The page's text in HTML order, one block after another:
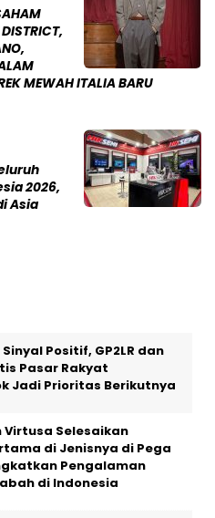
MEWAH ITALIA BARU
2026,
Asia
Positif, GP2LR dan
Pasar Rakyat
Jadi Prioritas Berikutnya
Virtusa Selesaikan
di Jenisnya di Pega
Pengalaman
di Indonesia